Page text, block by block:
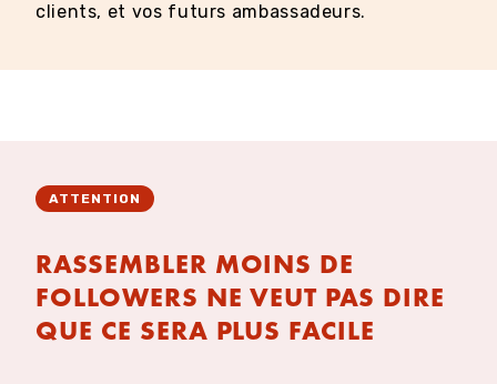
clients, et vos futurs ambassadeurs.
ATTENTION
RASSEMBLER MOINS DE
FOLLOWERS NE VEUT PAS DIRE
QUE CE SERA PLUS FACILE